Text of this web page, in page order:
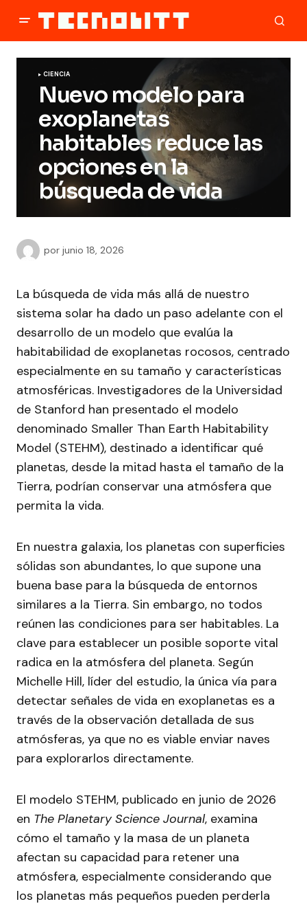
CIENCIA
Nuevo modelo para
exoplanetas
habitables reduce las
opciones en la
búsqueda de vida
por junio 18, 2026
La búsqueda de vida más allá de nuestro
sistema solar ha dado un paso adelante con el
desarrollo de un modelo que evalúa la
habitabilidad de exoplanetas rocosos, centrado
especialmente en su tamaño y características
atmosféricas. Investigadores de la Universidad
de Stanford han presentado el modelo
denominado Smaller Than Earth Habitability
Model (STEHM), destinado a identificar qué
planetas, desde la mitad hasta el tamaño de la
Tierra, podrían conservar una atmósfera que
permita la vida.
En nuestra galaxia, los planetas con superficies
sólidas son abundantes, lo que supone una
buena base para la búsqueda de entornos
similares a la Tierra. Sin embargo, no todos
reúnen las condiciones para ser habitables. La
clave para establecer un posible soporte vital
radica en la atmósfera del planeta. Según
Michelle Hill, líder del estudio, la única vía para
detectar señales de vida en exoplanetas es a
través de la observación detallada de sus
atmósferas, ya que no es viable enviar naves
para explorarlos directamente.
El modelo STEHM, publicado en junio de 2026
en The Planetary Science Journal, examina
cómo el tamaño y la masa de un planeta
afectan su capacidad para retener una
atmósfera, especialmente considerando que
los planetas más pequeños pueden perderla